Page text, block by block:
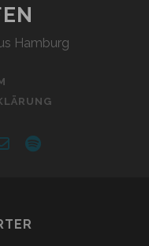
Hamburg
email-spotify